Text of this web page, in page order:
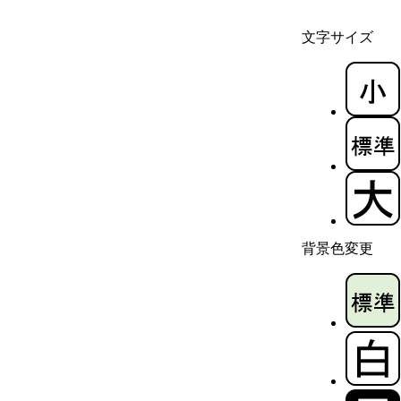
文字サイズ
背景色変更